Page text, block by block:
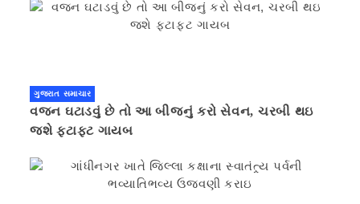
ગુજરાત સમાચાર
વજન ઘટાડવું છે તો આ બીજનું કરો સેવન, ચરબી થઇ
જશે ફટાફટ ગાયબ